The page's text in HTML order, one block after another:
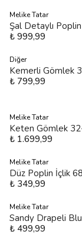
Melike Tatar
Şal Detaylı
₺ 999,99
Diğer
Kemerli Gömlek
₺ 799,99
Melike Tatar
Keten Gömlek
₺ 1.699,99
Melike Tatar
Düz Poplin İçlik
₺ 349,99
Melike Tatar
Sandy Drapeli
₺ 499,99